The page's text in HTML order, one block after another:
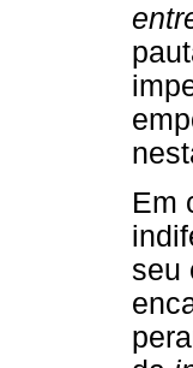
Em
seu